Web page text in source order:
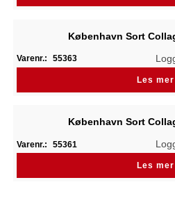
København Sort
Varenr.: 55363
Les mer
København Sort
Varenr.: 55361
Les mer